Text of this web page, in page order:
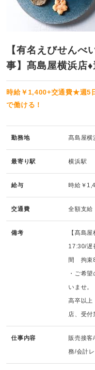
【有名えびせんべ
事】髙島屋横浜店
時給￥1,400+交通費★週5
で働ける！
勤務地 髙島屋横
最寄り駅 横浜駅
給与 時給￥
交通費 全額支給
備考
【髙島
17:30/
間 拘束
・ご希
いませ。
高卒以上
店、受
仕事内容
販売接客
務/会計